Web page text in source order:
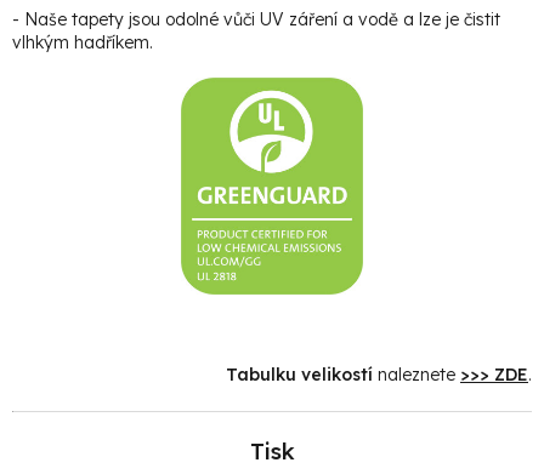
- Naše tapety jsou odolné vůči UV záření a vodě a lze je čistit
vlhkým hadříkem.
Tabulku velikostí naleznete >>> ZDE.
Tisk